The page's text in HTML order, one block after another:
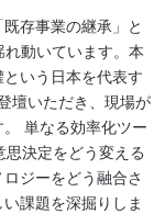
存事業の継承」と
れ動いています。本
いう日本を代表す
壇いただき、現場が
単なる効率化ツー
決定をどう変える
ジーをどう融合さ
課題を深掘りしま